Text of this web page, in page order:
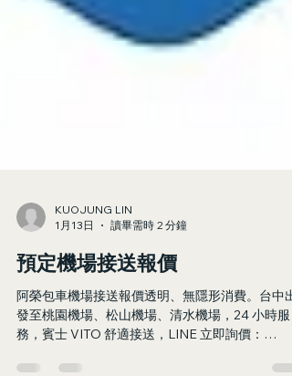
KUOJUNG LIN
1月13日
讀畢需時 2 分鐘
預定機場接送報價
阿榮包車機場接送報價透明、無隱形消費。台中出